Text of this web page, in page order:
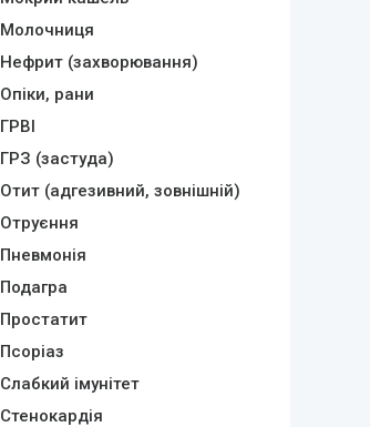
Молочниця
Нефрит (захворювання)
Опіки, рани
ГРВІ
ГРЗ (застуда)
Отит (адгезивний, зовнішній)
Отруєння
Пневмонія
Подагра
Простатит
Псоріаз
Слабкий імунітет
Стенокардія